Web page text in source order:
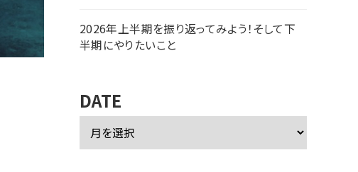
2026年上半期を振り返ってみよう！そして下
半期にやりたいこと
DATE
ー